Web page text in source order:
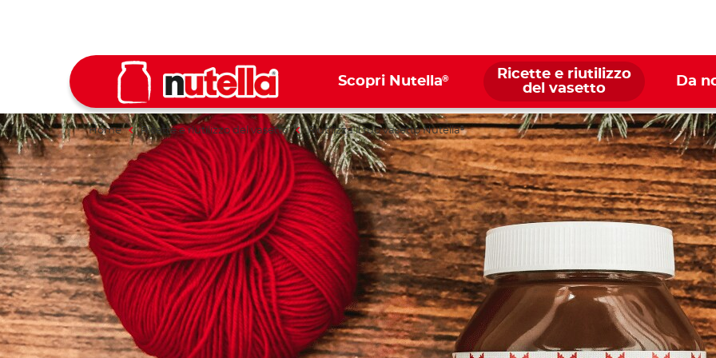
Scopri Nutella®
Ricette e riutilizzo
del vasetto
Da
Home Ricette e riutilizzo del vasetto Riutilizza il tuo vasetto Nutella®